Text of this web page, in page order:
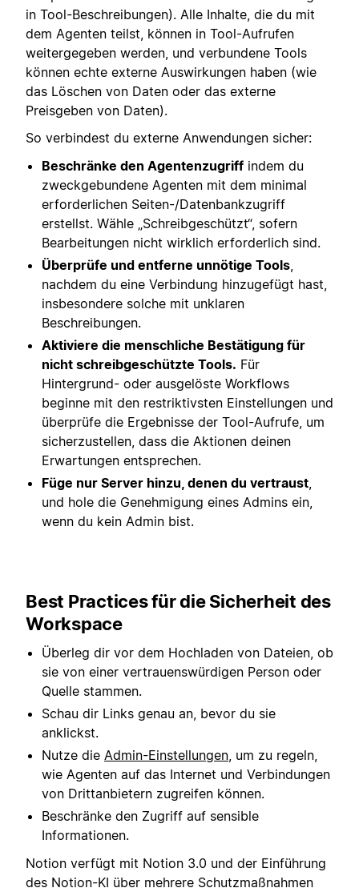
in Tool-Beschreibungen). Alle Inhalte, die du mit
dem Agenten teilst, können in Tool-Aufrufen
weitergegeben werden, und verbundene Tools
können echte externe Auswirkungen haben (wie
das Löschen von Daten oder das externe
Preisgeben von Daten).
So verbindest du externe Anwendungen sicher:
Beschränke den Agentenzugriff indem du
zweckgebundene Agenten mit dem minimal
erforderlichen Seiten-/Datenbankzugriff
erstellst. Wähle „Schreibgeschützt“, sofern
Bearbeitungen nicht wirklich erforderlich sind.
Überprüfe und entferne unnötige Tools
nachdem du eine Verbindung hinzugefügt hast,
insbesondere solche mit unklaren
Beschreibungen.
Aktiviere die menschliche Bestätigung für
nicht schreibgeschützte Tools. Für
Hintergrund- oder ausgelöste Workflows
beginne mit den restriktivsten Einstellungen und
überprüfe die Ergebnisse der Tool-Aufrufe, um
sicherzustellen, dass die Aktionen deinen
Erwartungen entsprechen.
Füge nur Server hinzu, denen du vertraust
und hole die Genehmigung eines Admins ein,
wenn du kein Admin bist.
Best Practices für die Sicherheit des
Workspace
Überleg dir vor dem Hochladen von Dateien, ob
sie von einer vertrauenswürdigen Person oder
Quelle stammen.
Schau dir Links genau an, bevor du sie
anklickst.
Nutze die Admin-Einstellungen, um zu regeln,
wie Agenten auf das Internet und Verbindungen
von Drittanbietern zugreifen können.
Beschränke den Zugriff auf sensible
Informationen.
Notion verfügt mit Notion 3.0 und der Einführung
des Notion-KI über mehrere Schutzmaßnahmen